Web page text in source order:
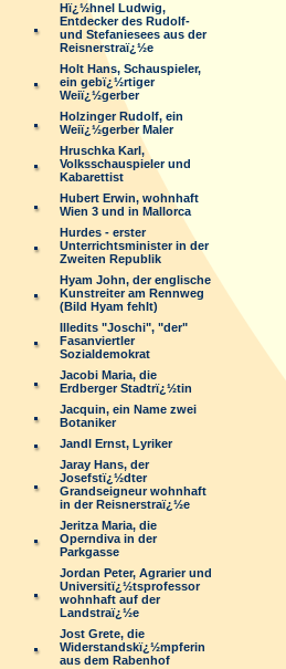
Hï¿½hnel Ludwig,
Entdecker des Rudolf-
und Stefaniesees aus der
Reisnerstraï¿½e
Holt Hans, Schauspieler,
ein gebï¿½rtiger
Weiï¿½gerber
Holzinger Rudolf, ein
Weiï¿½gerber Maler
Hruschka Karl,
Volksschauspieler und
Kabarettist
Hubert Erwin, wohnhaft
Wien 3 und in Mallorca
Hurdes - erster
Unterrichtsminister in der
Zweiten Republik
Hyam John, der englische
Kunstreiter am Rennweg
(Bild Hyam fehlt)
Illedits "Joschi", "der"
Fasanviertler
Sozialdemokrat
Jacobi Maria, die
Erdberger Stadtrï¿½tin
Jacquin, ein Name zwei
Botaniker
Jandl Ernst, Lyriker
Jaray Hans, der
Josefstï¿½dter
Grandseigneur wohnhaft
in der Reisnerstraï¿½e
Jeritza Maria, die
Operndiva in der
Parkgasse
Jordan Peter, Agrarier und
Universitï¿½tsprofessor
wohnhaft auf der
Landstraï¿½e
Jost Grete, die
Widerstandskï¿½mpferin
aus dem Rabenhof